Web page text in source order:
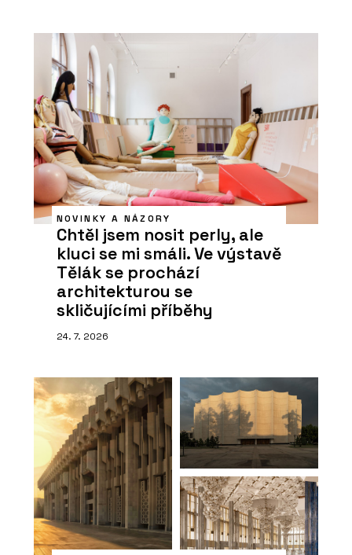
NOVINKY A NÁZORY
Chtěl jsem nosit perly, ale
kluci se mi smáli. Ve výstavě
Tělák se prochází
architekturou se
skličujícími příběhy
24. 7. 2026